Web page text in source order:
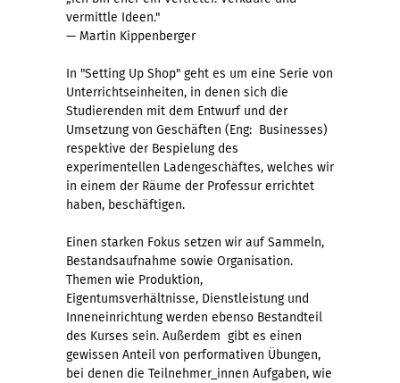
vermittle Ideen."
— Martin Kippenberger
In "Setting Up Shop" geht es um eine Serie von
Unterrichtseinheiten, in denen sich die
Studierenden mit dem Entwurf und der
Umsetzung von Geschäften (Eng: Businesses)
respektive der Bespielung des
experimentellen Ladengeschäftes, welches wir
in einem der Räume der Professur errichtet
haben, beschäftigen.
Einen starken Fokus setzen wir auf Sammeln,
Bestandsaufnahme sowie Organisation.
Themen wie Produktion,
Eigentumsverhältnisse, Dienstleistung und
Inneneinrichtung werden ebenso Bestandteil
des Kurses sein. Außerdem gibt es einen
gewissen Anteil von performativen Übungen,
bei denen die Teilnehmer_innen Aufgaben, wie